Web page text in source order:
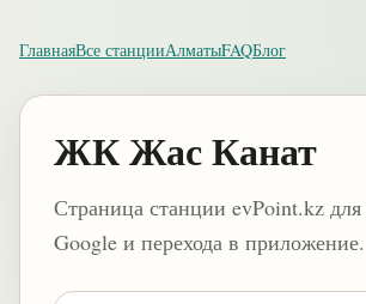
ГлавнаяВсе станцииАлматыFAQБлог
ЖК Жас Канат
Страница станции evPoint.kz
Google и перехода в приложение.